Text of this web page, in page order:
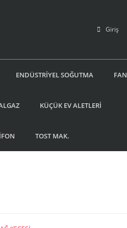
Giriş
ENDÜSTRİYEL SOĞUTMA FAN
KÜÇÜK EV ALETLERİ
TOST MAK.